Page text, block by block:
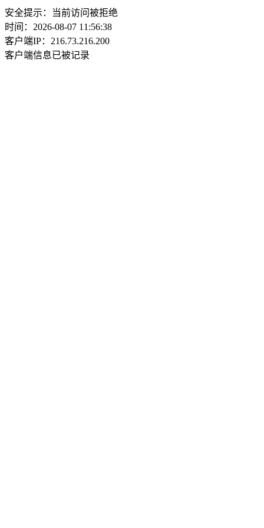
安全提示：当前访问被拒绝
时间：2026-08-07 11:56:38
客户端IP：216.73.216.200
客户端信息已被记录